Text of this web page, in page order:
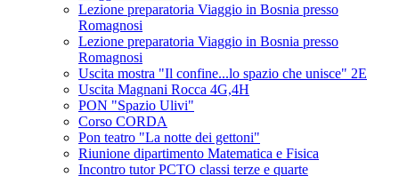
Lezione preparatoria Viaggio in Bosnia presso
Romagnosi
Lezione preparatoria Viaggio in Bosnia presso
Romagnosi
Uscita mostra "Il confine...lo spazio che unisce" 2E
Uscita Magnani Rocca 4G,4H
PON "Spazio Ulivi"
Corso CORDA
Pon teatro "La notte dei gettoni"
Riunione dipartimento Matematica e Fisica
Incontro tutor PCTO classi terze e quarte